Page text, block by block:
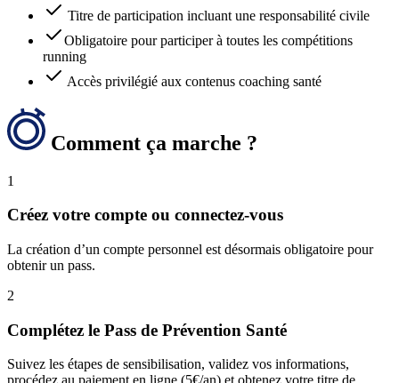
Titre de participation incluant une responsabilité civile
Obligatoire pour participer à toutes les compétitions
running
Accès privilégié aux contenus coaching santé
Comment ça marche ?
1
Créez votre compte ou connectez-vous
La création d’un compte personnel est désormais obligatoire pour
obtenir un pass.
2
Complétez le Pass de Prévention Santé
Suivez les étapes de sensibilisation, validez vos informations,